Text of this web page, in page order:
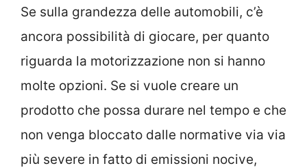
Se sulla grandezza delle automobili, c’è
ancora possibilità di giocare, per quanto
riguarda la motorizzazione non si hanno
molte opzioni. Se si vuole creare un
prodotto che possa durare nel tempo e che
non venga bloccato dalle normative via via
più severe in fatto di emissioni nocive,